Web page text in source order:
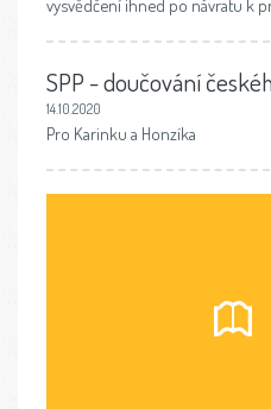
vysvědčení ihned po návratu k
SPP - doučování
14.10.2020
Pro Karinku a Honzíka